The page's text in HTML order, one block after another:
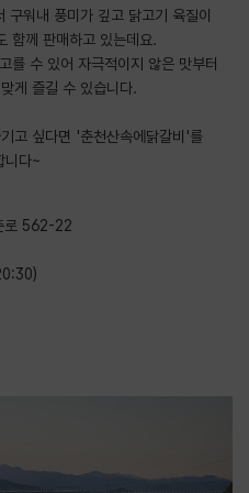
구워내 풍미가 깊고 닭고기 육질이
함께 판매하고 있는데요.
를 수 있어 자극적이지 않은 맛부터
게 즐길 수 있습니다.
고 싶다면 '춘천산속에닭갈비'를
니다~
로 562-22